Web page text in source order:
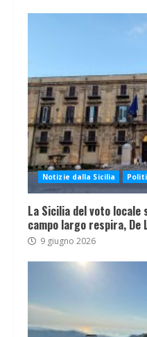
Notizie dalla Sicilia
La Sicilia del voto
campo largo respira, De
9 giugno 2026